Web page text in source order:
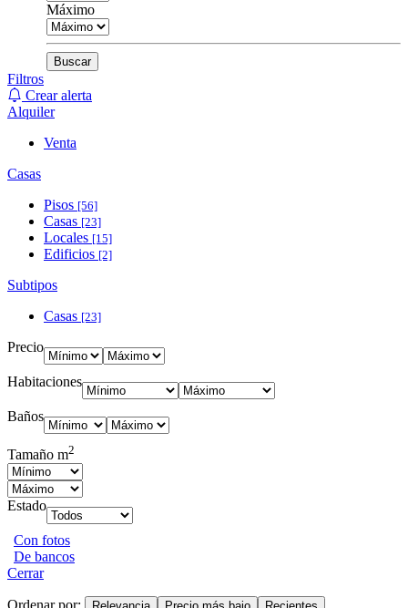
Máximo
Buscar
Filtros
Crear alerta
Alquiler
Venta
Casas
Pisos [56]
Casas [23]
Locales [15]
Edificios [2]
Subtipos
Casas [23]
Precio
Habitaciones
Baños
Tamaño m2
Estado
Con fotos
De bancos
Cerrar
Ordenar por: